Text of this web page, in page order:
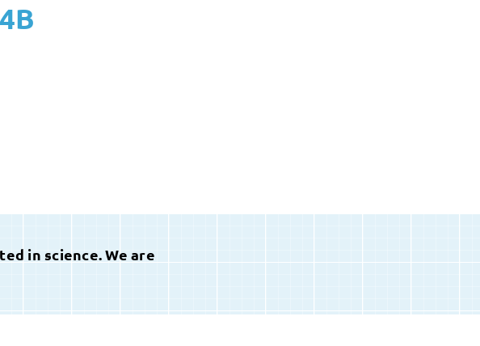
in science. We are